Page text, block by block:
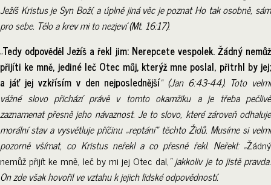
Ježíš Kristus je Syn Boží, a úplně jiná věc je poznat Ho tak osobně, sám
pro sebe. Tělo a krev mi to nezjeví (Mt. 16:17).
„Tedy odpověděl Ježíš a řekl jim: Nerepcete vespolek. Žádný nemůž
přijíti ke mně, jediné leč Otec můj, kterýž mne poslal, přitrhl by jej;
a jáť jej vzkřísím v den nejposlednější“ (Jan 6:43-44). Toto velmi
vážné slovo přichází právě v tomto okamžiku a je třeba pečlivě
zaznamenat přesně jeho návaznost. Je to slovo, které zároveň odhaluje
morální stav a vysvětluje příčinu „reptání“ těchto Židů. Musíme si velmi
pozorně všímat, co Kristus neřekl a co přesně řekl. Neřekl: „Žádný
nemůž přijít ke mně, leč by mi jej Otec dal,“ jakkoliv je to jistě pravda.
On zde však hovořil ve vztahu k jejich lidské odpovědností.